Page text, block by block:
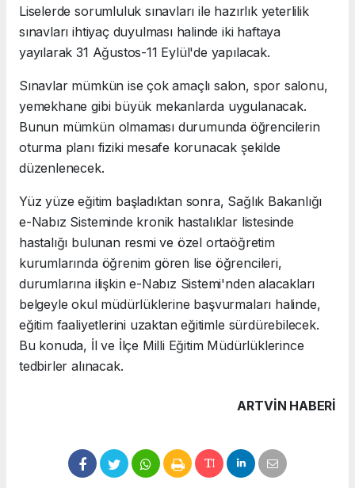
Liselerde sorumluluk sınavları ile hazırlık yeterlilik
sınavları ihtiyaç duyulması halinde iki haftaya
yayılarak 31 Ağustos-11 Eylül'de yapılacak.
Sınavlar mümkün ise çok amaçlı salon, spor salonu,
yemekhane gibi büyük mekanlarda uygulanacak.
Bunun mümkün olmaması durumunda öğrencilerin
oturma planı fiziki mesafe korunacak şekilde
düzenlenecek.
Yüz yüze eğitim başladıktan sonra, Sağlık Bakanlığı
e-Nabız Sisteminde kronik hastalıklar listesinde
hastalığı bulunan resmi ve özel ortaöğretim
kurumlarında öğrenim gören lise öğrencileri,
durumlarına ilişkin e-Nabız Sistemi'nden alacakları
belgeyle okul müdürlüklerine başvurmaları halinde,
eğitim faaliyetlerini uzaktan eğitimle sürdürebilecek.
Bu konuda, İl ve İlçe Milli Eğitim Müdürlüklerince
tedbirler alınacak.
ARTVIN HABERİ